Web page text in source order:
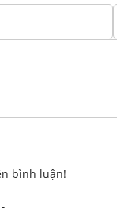
bình luận!